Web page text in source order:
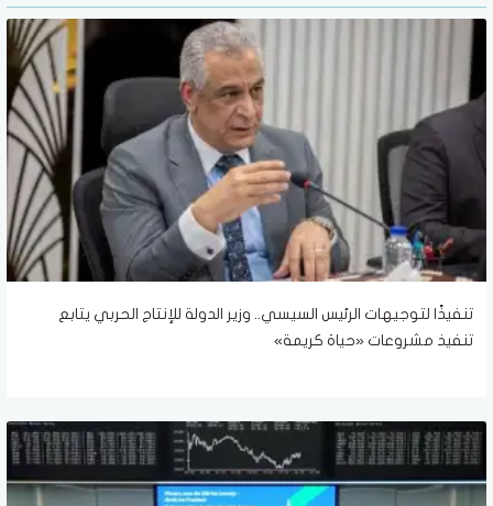
تنفيذًا لتوجيهات الرئيس السيسي.. وزير الدولة للإنتاج الحربي يتابع
تنفيذ مشروعات «حياة كريمة»